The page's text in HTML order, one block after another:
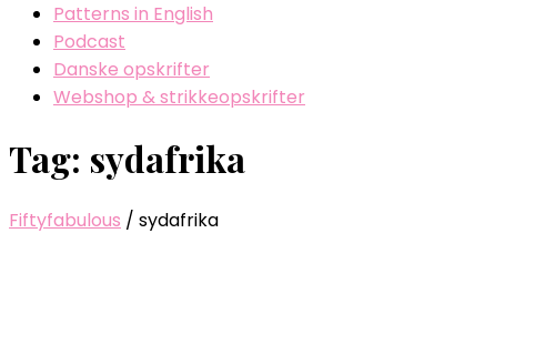
Patterns in English
Podcast
Danske opskrifter
Webshop & strikkeopskrifter
Tag: sydafrika
Fiftyfabulous / sydafrika